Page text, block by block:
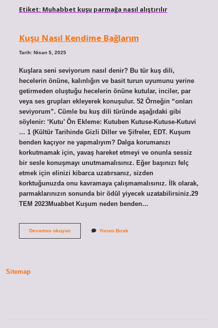
Etiket: Muhabbet kuşu parmağa nasıl alıştırılır
Kuşu Nasıl Kendime Bağlarım
Tarih: Nisan 5, 2025
Kuşlara seni seviyorum nasıl denir? Bu tür kuş dili,
hecelerin önüne, kalınlığın ve basit turun uyumunu yerine
getirmeden oluştuğu hecelerin önüne kutular, inciler, par
veya ses grupları ekleyerek konuşulur. 52 Örneğin “onları
seviyorum”. Cümle bu kuş dili türünde aşağıdaki gibi
söylenir: ‘Kutu’ Ön Ekleme: Kutuben Kutuse-Kutuse-Kutuvi
… 1 (Kültür Tarihinde Gizli Diller ve Şifreler, EDT. Kuşum
benden kaçıyor ne yapmalıyım? Dalga korumanızı
korkutmamak için, yavaş hareket etmeyi ve onunla sessiz
bir sesle konuşmayı unutmamalısınız. Eğer başınızı felç
etmek için elinizi kibarca uzatırsanız, sizden
korktuğunuzda onu kavramaya çalışmamalısınız. İlk olarak,
parmaklarınızın sonunda bir ödül yiyecek uzatabilirsiniz.29
TEM 2023Muabbet Kuşum neden benden…
Devamını okuyunKuşu
Yorum Bırak
Sitemap